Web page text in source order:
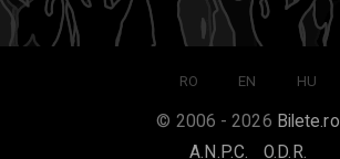
RO EN HU
© 2006 - 2026 Bilete.ro
A.N.P.C.
O.D.R.